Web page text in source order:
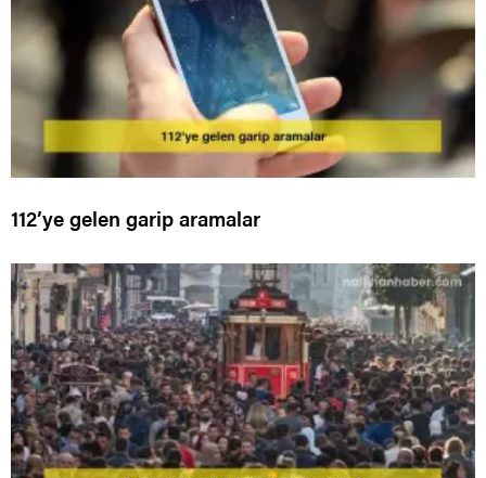
112’ye gelen garip aramalar